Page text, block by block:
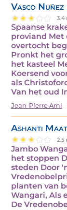
Vasco
3.4
Spaanse
proviand Met
overtocht
Pronkt het
het kasteel
Koersend
als
Van het oud
Jean-Pierre Ami
Ashanti
2.5
Jambo
het stoppen
steden Door
planten van
Wangari, Als
De